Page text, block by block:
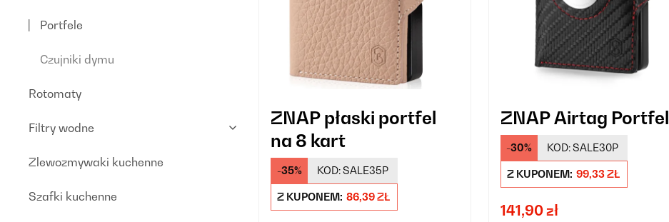
Portfele
Czujniki dymu
Rotomaty
Filtry wodne
Zlewozmywaki kuchenne
Szafki kuchenne
ZNAP płaski portfel
na 8 kart
-35% KOD:SALE35P
Z KUPONEM: 86,39 ZŁ
ZNAP Airtag Portfel
-30% KOD:SALE30P
Z KUPONEM: 99,33 ZŁ
141,90 zł